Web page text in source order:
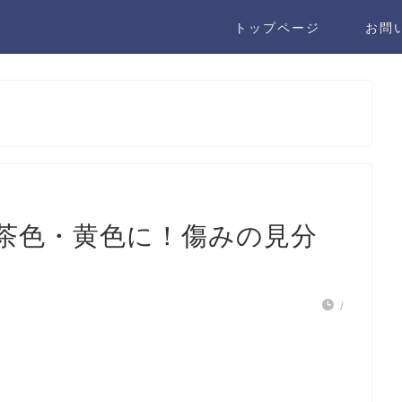
トップページ お問
色・黄色に！傷みの見分
/